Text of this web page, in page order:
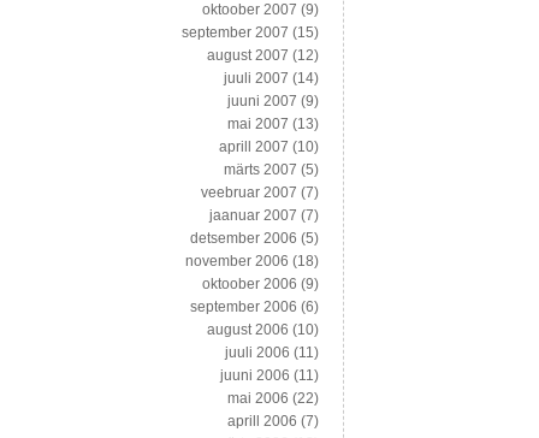
oktoober 2007 (9)
september 2007 (15)
august 2007 (12)
juuli 2007 (14)
juuni 2007 (9)
mai 2007 (13)
aprill 2007 (10)
märts 2007 (5)
veebruar 2007 (7)
jaanuar 2007 (7)
detsember 2006 (5)
november 2006 (18)
oktoober 2006 (9)
september 2006 (6)
august 2006 (10)
juuli 2006 (11)
juuni 2006 (11)
mai 2006 (22)
aprill 2006 (7)